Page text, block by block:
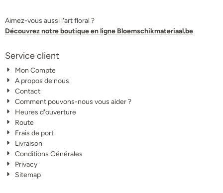
Aimez-vous aussi l'art floral ?
Découvrez notre boutique en ligne Bloemschikmateriaal.be
Service client
Mon Compte
A propos de nous
Contact
Comment pouvons-nous vous aider ?
Heures d'ouverture
Route
Frais de port
Livraison
Conditions Générales
Privacy
Sitemap